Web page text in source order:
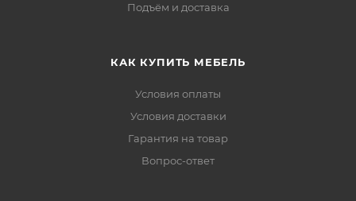
Подъём и доставка
КАК КУПИТЬ МЕБЕЛЬ
Условия оплаты
Условия доставки
Гарантия на товар
Вопрос-ответ